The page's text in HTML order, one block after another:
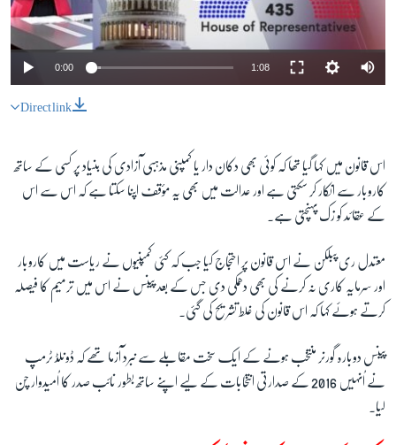
0:00 1:08
Direct link
اس قانون میں کہا گیا تھا کہ کوئی بھی دکان دار یا کمپنی مذہبی آزادی کی بنیاد پر کسی کے ساتھ
کاروبار سے انکار کر سکتی ہے اور عدالت میں بھی یہ مؤقف اپنا سکتا ہے کہ اس سے اس
کے عقائد کو زک پہنچتی ہے۔
معتدل ری پبلکن نے اس قانون پر احتجاج کیا جب کہ کئی کمپنیوں نے ریاست میں کاروبار
اور سرمایہ کاری نہ کرنے کی بھی دھمکی دی جس کے بعد پینس نے اس میں ترمیم کا فیصلہ
کرتے ہوئے کہا کہ اس قانون کی غلط تشریح کی گئی۔
پینس دوبارہ گورنر منتخب ہونے کے ایک سخت مقابلے سے نبرد آزما تھے کہ ڈونلڈ ٹرمپ
نے اُنہیں 2016 کے صدارتی انتخابات کے لیے اپنے ساتھ بطور نائب صدر کا اُمیدوار چن
لیا۔